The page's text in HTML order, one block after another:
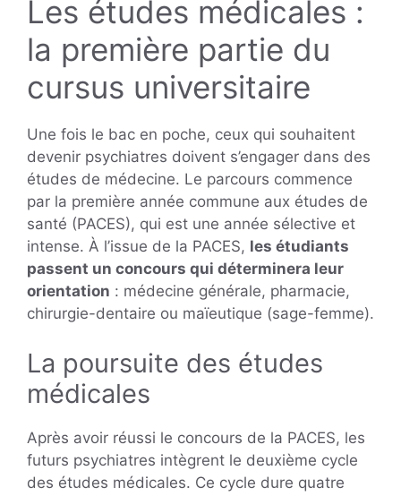
Les études médicales :
la première partie du
cursus universitaire
Une fois le bac en poche, ceux qui souhaitent
devenir psychiatres doivent s’engager dans des
études de médecine. Le parcours commence
par la première année commune aux études de
santé (PACES), qui est une année sélective et
intense. À l’issue de la PACES, les étudiants
passent un concours qui déterminera leur
orientation : médecine générale, pharmacie,
chirurgie-dentaire ou maïeutique (sage-femme).
La poursuite des études
médicales
Après avoir réussi le concours de la PACES, les
futurs psychiatres intègrent le deuxième cycle
des études médicales. Ce cycle dure quatre